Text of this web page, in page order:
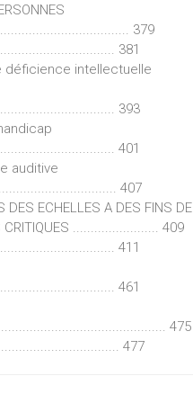
379
381
déficience intellectuelle
393
401
auditive
407
DES ECHELLES A DES FINS DE
CRITIQUES ........................ 409
411
461
475
477